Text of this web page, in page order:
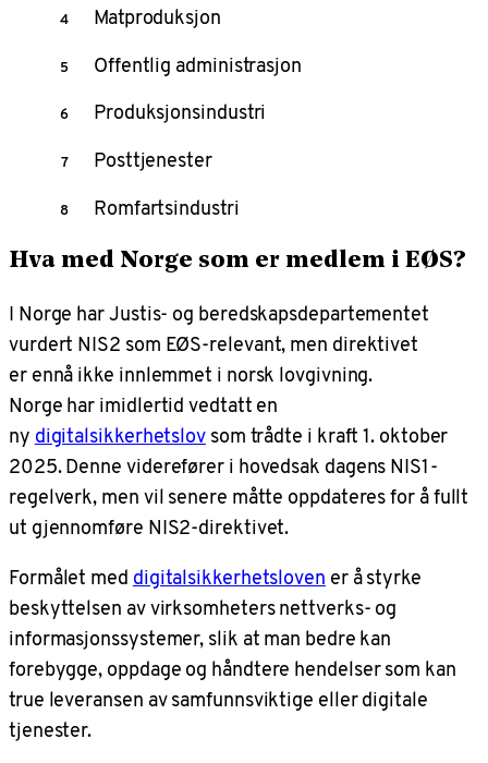
Matproduksjon
Offentlig administrasjon
Produksjonsindustri
Posttjenester
Romfartsindustri
Hva med Norge som er medlem i EØS?
I Norge har Justis- og beredskapsdepartementet
vurdert NIS2 som EØS-relevant, men direktivet
er ennå ikke innlemmet i norsk lovgivning.
Norge har imidlertid vedtatt en
ny digitalsikkerhetslovsom trådte i kraft 1. oktober
2025. Denne viderefører i hovedsak dagens NIS1-
regelverk, men vil senere måtte oppdateres for å fullt
ut gjennomføre NIS2-direktivet.
Formålet med digitalsikkerhetsloven er å styrke
beskyttelsen av virksomheters nettverks- og
informasjonssystemer, slik at man bedre kan
forebygge, oppdage og håndtere hendelser som kan
true leveransen av samfunnsviktige eller digitale
tjenester.